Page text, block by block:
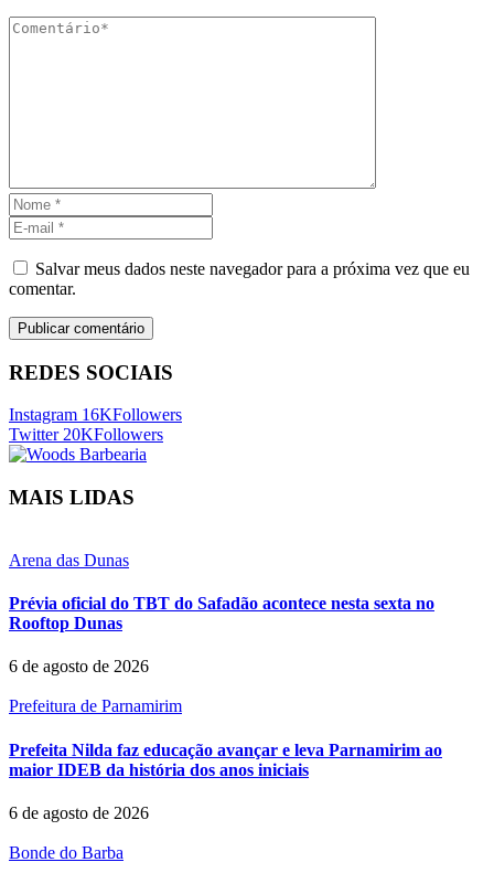
Salvar meus dados neste navegador para a próxima vez que eu
comentar.
REDES SOCIAIS
Instagram 16KFollowers
Twitter 20KFollowers
MAIS LIDAS
Arena das Dunas
Prévia oficial do TBT do Safadão acontece nesta sexta no
Rooftop Dunas
6 de agosto de 2026
Prefeitura de Parnamirim
Prefeita Nilda faz educação avançar e leva Parnamirim ao
maior IDEB da história dos anos iniciais
6 de agosto de 2026
Bonde do Barba